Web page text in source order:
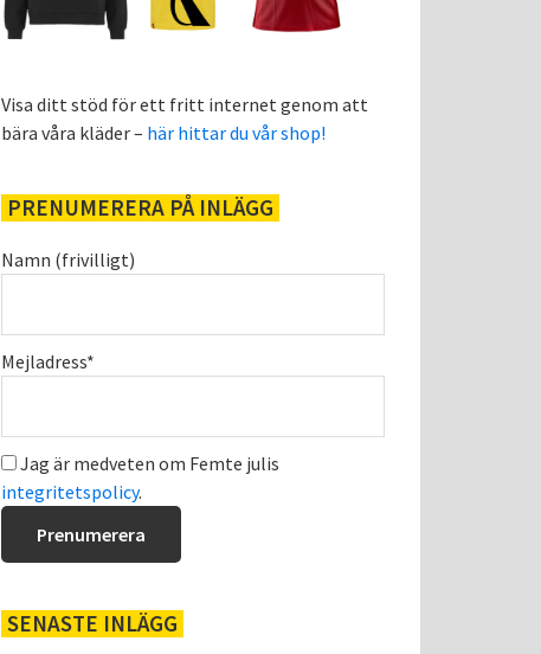
Visa ditt stöd för ett fritt internet genom att
bära våra kläder – här hittar du vår shop!
PRENUMERERA PÅ INLÄGG
Namn (frivilligt)
Mejladress*
Jag är medveten om Femte julis
integritetspolicy.
SENASTE INLÄGG